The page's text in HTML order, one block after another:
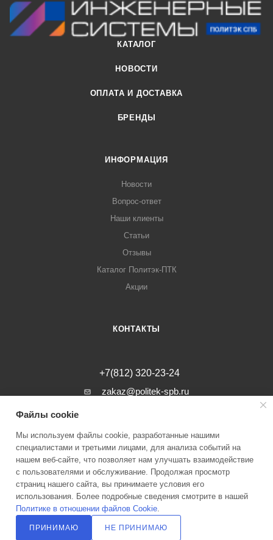
(стирол-бутадиен каучук). Кольцевое уплотнение с
двойными уплотняющими манжетами устанавливаемое в
заводских условиях, снабжено распорным пластмассовым
надежность и герметичность соединения.
КАТАЛОГ
НОВОСТИ
ОПЛАТА И ДОСТАВКА
БРЕНДЫ
ИНФОРМАЦИЯ
Новости
Вопрос-ответ
Наши клиенты
Статьи
Отзывы
Каталог Политэк-ПТК
Акции
КОНТАКТЫ
+7(812) 320-23-24
zakaz@politek-spb.ru
г. Санкт-Петербург, Минеральная ул, д.
2026 © Инженерные системы Политэк СПБ Все права защищены
Файлы cookie
Мы используем файлы cookie, разработанные нашими
специалистами и третьими лицами, для анализа событий на
нашем веб-сайте, что позволяет нам улучшать взаимодействие
с пользователями и обслуживание. Продолжая просмотр
страниц нашего сайта, вы принимаете условия его
использования. Более подробные сведения смотрите в нашей
Политике в отношении файлов Cookie.
ПРИНИМАЮ НЕ ПРИНИМАЮ